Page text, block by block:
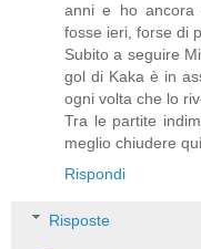
anni e ho ancora
fosse ieri, forse di
Subito a seguire
gol di Kaka è in
ogni volta che lo
Tra le partite
meglio chiudere
Rispondi
Risposte